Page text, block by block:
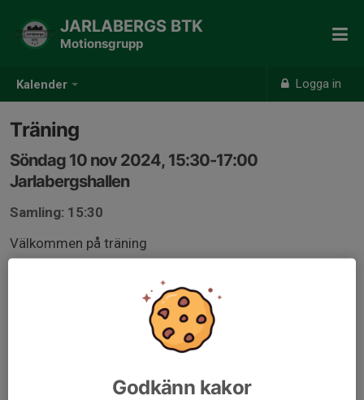
Kalender Logga in
JARLABERGS BTK
Motionsgrupp
Träning
Söndag 10 nov 2024, 15:30-17:00
Jarlabergshallen
Samling: 15:30
Välkommen på träning
Godkänn kakor